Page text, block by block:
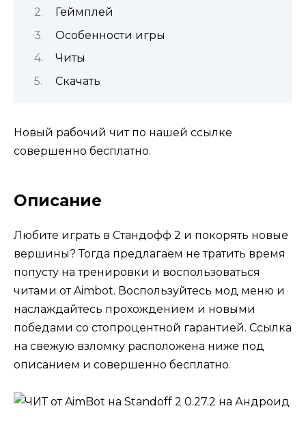
Геймплей
Особенности игры
Читы
Скачать
Новый рабочий чит по нашей ссылке
совершенно бесплатно.
Описание
Любите играть в Стандофф 2 и покорять новые
вершины? Тогда предлагаем не тратить время
попусту на тренировки и воспользоваться
читами от Aimbot. Воспользуйтесь мод меню и
наслаждайтесь прохождением и новыми
победами со стопроцентной гарантией. Ссылка
на свежую взломку расположена ниже под
описанием и совершенно бесплатно.